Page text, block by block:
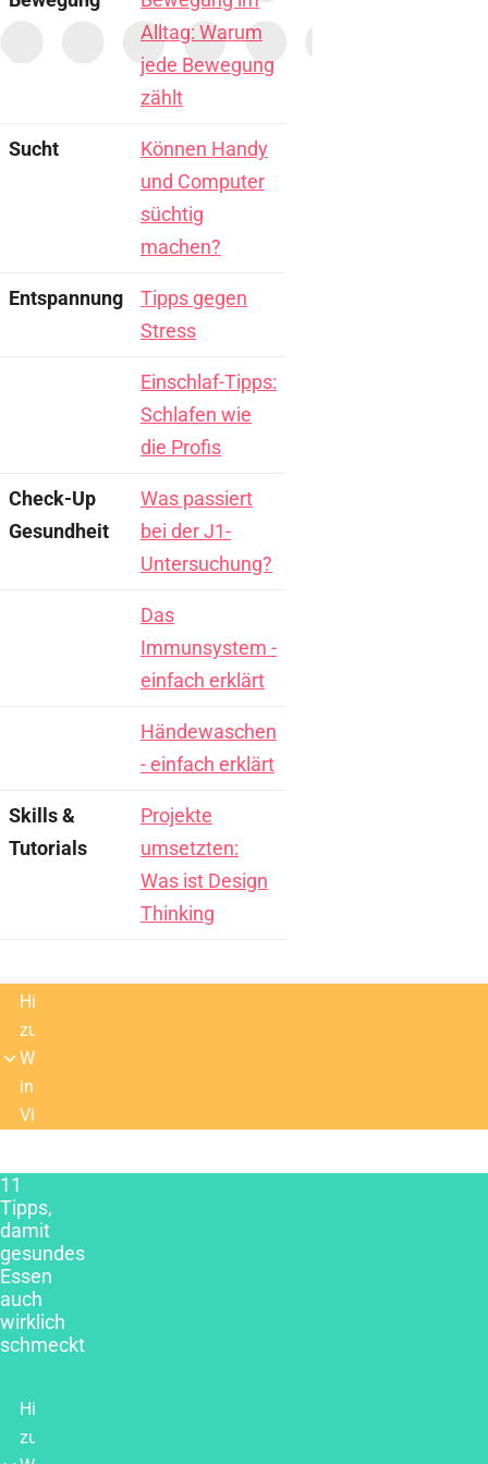
Alltag: Warum
jede Bewegung
zählt
Sucht
Können Handy
und Computer
süchtig
machen?
Entspannung
Tipps gegen
Stress
Einschlaf-Tipps:
Schlafen wie
die Profis
Check-Up
Gesundheit
Was passiert
bei der J1-
Untersuchung?
Das
Immunsystem -
einfach erklärt
Händewaschen
- einfach erklärt
Skills &
Tutorials
Projekte
umsetzten:
Was ist Design
Thinking
Hinweis
zu
Werbung
in
Videos
11
Tipps,
damit
gesundes
Essen
auch
wirklich
schmeckt
Hinweis
zu